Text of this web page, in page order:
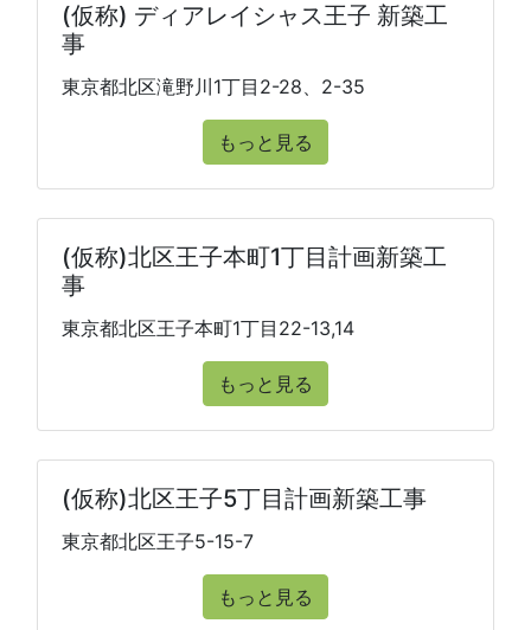
(仮称) ディアレイシャス王子 新築工
事
東京都北区滝野川1丁目2-28、2-35
もっと見る
(仮称)北区王子本町1丁目計画新築工
事
東京都北区王子本町1丁目22-13,14
もっと見る
(仮称)北区王子5丁目計画新築工事
東京都北区王子5-15-7
もっと見る